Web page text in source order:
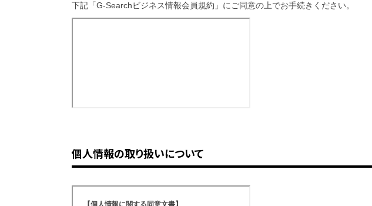
下記「G-Searchビジネス情報会員規約」にご同意の上でお手続きください。
個人情報の取り扱いについて